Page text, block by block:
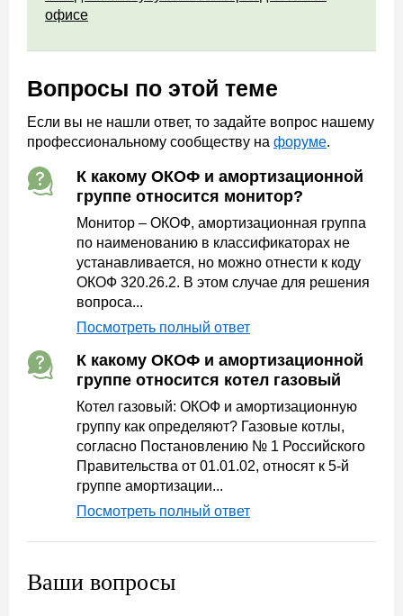
офисе
Вопросы по этой теме
Если вы не нашли ответ, то задайте вопрос нашему
профессиональному сообществу на форуме.
К какому ОКОФ и амортизационной
группе относится монитор?
Монитор – ОКОФ, амортизационная группа
по наименованию в классификаторах не
устанавливается, но можно отнести к коду
ОКОФ 320.26.2. В этом случае для решения
вопроса...
Посмотреть полный ответ
К какому ОКОФ и амортизационной
группе относится котел газовый
Котел газовый: ОКОФ и амортизационную
группу как определяют? Газовые котлы,
согласно Постановлению № 1 Российского
Правительства от 01.01.02, относят к 5-й
группе амортизации...
Посмотреть полный ответ
Ваши вопросы